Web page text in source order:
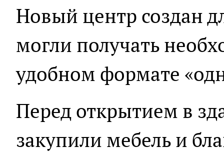
Новый центр создан
могли получать
удобном формате
Перед открытием в
закупили мебель и